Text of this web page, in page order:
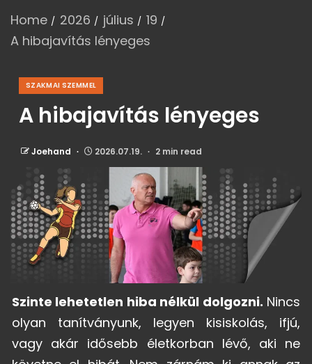
Home 2026 július
19
A hibajavítás lényeges
SZAKMAI SZEMMEL
A hibajavítás lényeges
Joehand 2026.07.19. 2 min read
Szinte lehetetlen hiba nélkül dolgozni. Nincs
olyan tanítványunk, legyen kisiskolás, ifjú,
vagy akár idősebb életkorban lévő, aki ne